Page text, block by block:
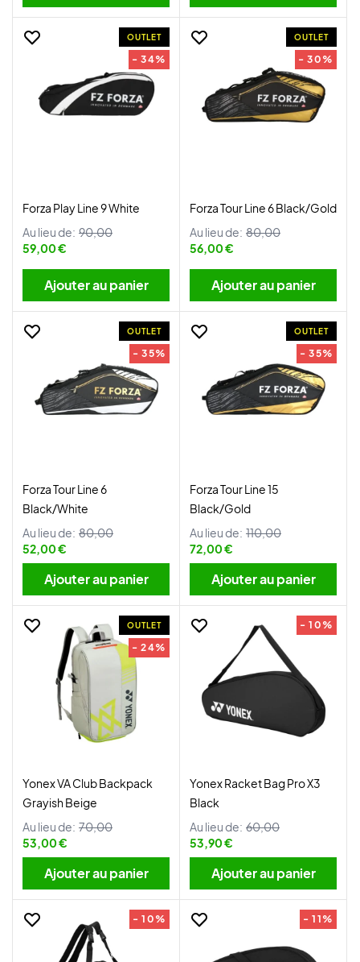
OUTLET
- 34%
Forza Play Line 9 White
Au lieu de: 90,00
59,00 €
Ajouter au panier
OUTLET
- 30%
Forza Tour Line 6 Black/Gold
Au lieu de: 80,00
56,00 €
Ajouter au panier
OUTLET
- 35%
Forza Tour Line 6
Black/White
Au lieu de: 80,00
52,00 €
Ajouter au panier
OUTLET
- 35%
Forza Tour Line 15
Black/Gold
Au lieu de: 110,00
72,00 €
Ajouter au panier
OUTLET
- 24%
Yonex VA Club Backpack
Grayish Beige
Au lieu de: 70,00
53,00 €
Ajouter au panier
- 10%
Yonex Racket Bag Pro X3
Black
Au lieu de: 60,00
53,90 €
Ajouter au panier
- 10% - 11%